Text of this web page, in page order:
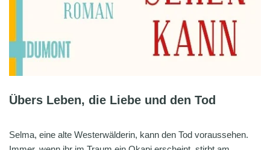
Übers Leben, die Liebe und den Tod
Selma, eine alte Westerwälderin, kann den Tod voraussehen.